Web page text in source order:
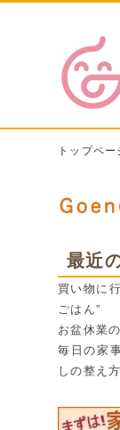
トップペー
最近
買い物に
ごはん”
お盆休業
毎日の家
しの整え方